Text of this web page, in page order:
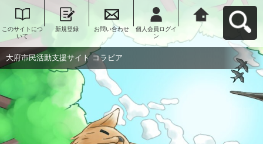
このサイトにつ
いて
新規登録 お問い合わせ
個人会員ログイ
ン
大府市民活動支
援サイト コラビ
アへ戻る
大府市民活動支援サイト コラビア